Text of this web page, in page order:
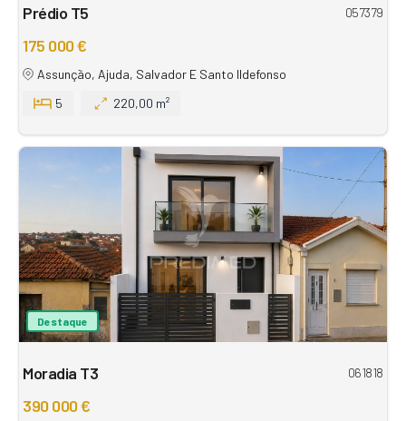
Prédio T5 057379
175 000 €
Assunção, Ajuda, Salvador E Santo Ildefonso
5
220,00 m²
Destaque
Moradia T3 061818
390 000 €